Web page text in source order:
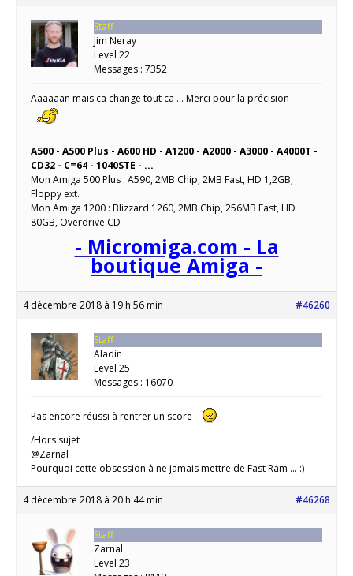
Staff
Jim Neray
Level 22
Messages : 7352
Aaaaaan mais ca change tout ca … Merci pour la précision
A500 - A500 Plus - A600 HD - A1200 - A2000 - A3000 - A4000T -
CD32 - C=64 - 1040STE - ...
Mon Amiga 500 Plus : A590, 2MB Chip, 2MB Fast, HD 1,2GB,
Floppy ext.
Mon Amiga 1200 : Blizzard 1260, 2MB Chip, 256MB Fast, HD
80GB, Overdrive CD
- Micromiga.com - La
boutique Amiga -
4 décembre 2018 à 19 h 56 min #46260
Staff
Aladin
Level 25
Messages : 16070
Pas encore réussi à rentrer un score
/Hors sujet
@Zarnal
Pourquoi cette obsession à ne jamais mettre de Fast Ram … :)
4 décembre 2018 à 20 h 44 min #46268
Staff
Zarnal
Level 23